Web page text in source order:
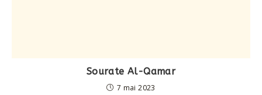
Sourate Al-Qamar
7 mai 2023